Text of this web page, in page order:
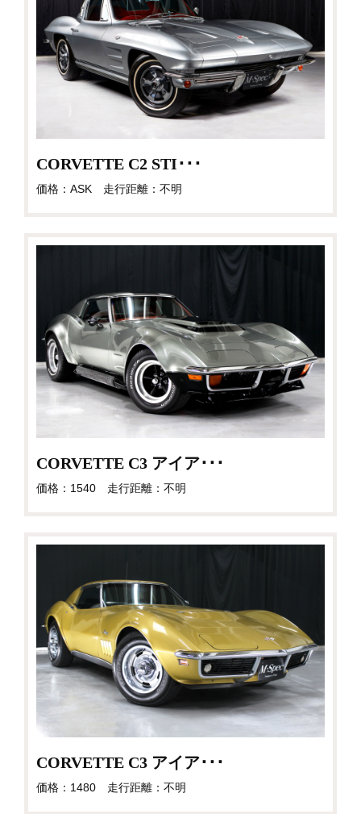
CORVETTE C2 STI･･･
価格：ASK 走行距離：不明
CORVETTE C3 アイア･･･
価格：1540 走行距離：不明
CORVETTE C3 アイア･･･
価格：1480 走行距離：不明